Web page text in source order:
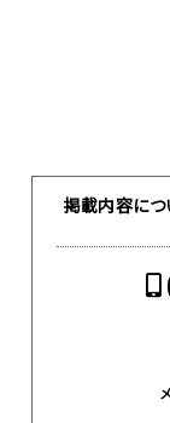
掲載内容につ